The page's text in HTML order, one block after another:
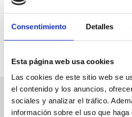
Consentimiento Detalles
Esta página web usa cookies
Las cookies de este sitio web se
el contenido y los anuncios,
sociales y analizar el tráfico.
información sobre el uso que
C/ Calderón, 4
Otros